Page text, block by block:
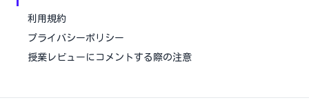
利用規約
プライバシーポリシー
授業レビューにコメントする際の注意